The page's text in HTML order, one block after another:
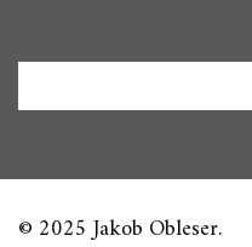
© 2025 Jakob Obleser